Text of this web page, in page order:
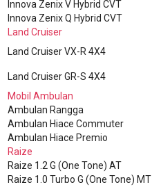
Innova Zenix V Hybrid CVT
Innova Zenix Q Hybrid CVT
Land Cruiser
Land Cruiser VX-R 4X4
Land Cruiser GR-S 4X4
Mobil Ambulan
Ambulan Rangga
Ambulan Hiace Commuter
Ambulan Hiace Premio
Raize
Raize 1.2 G (One Tone) AT
Raize 1.0 Turbo G (One Tone) MT